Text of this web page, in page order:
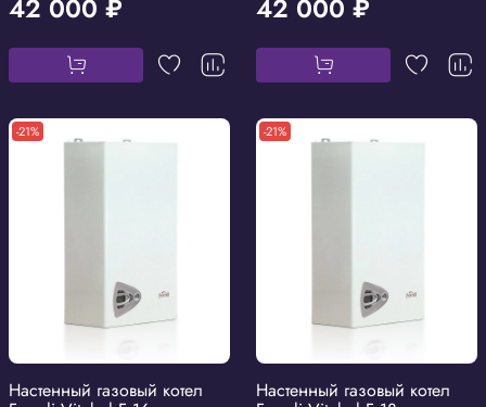
42 000 ₽ 42 000 ₽
-21%
Настенный газовый котел
-21%
Настенный газовый котел